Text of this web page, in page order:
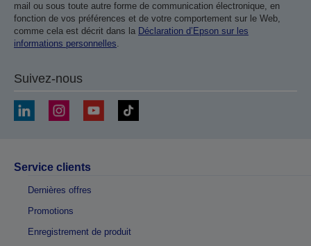
mail ou sous toute autre forme de communication électronique, en
fonction de vos préférences et de votre comportement sur le Web,
comme cela est décrit dans la Déclaration d’Epson sur les
informations personnelles.
Suivez-nous
Service clients
Dernières offres
Promotions
Enregistrement de produit